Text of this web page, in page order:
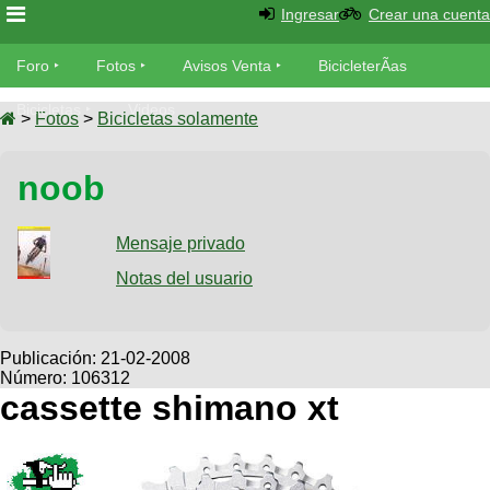
Foro
Foro
MecÃ¡nica
Fotos
SUBÃ
Galeria
Bicicletas
Viajes
Descenso
Dirt
Avisos
Ventas
SUBÃ
Buscar
Ultimos
Fotos
BicicleterÃ­
Bicicletas
Tandem
Videos
Ingresar Crear una cuenta
Foro Fotos Avisos Venta BicicleterÃ­as
Bicicletas Videos
> Fotos > Bicicletas solamente
noob
Mensaje privado
Notas del usuario
Publicación: 21-02-2008
Número: 106312
cassette shimano xt